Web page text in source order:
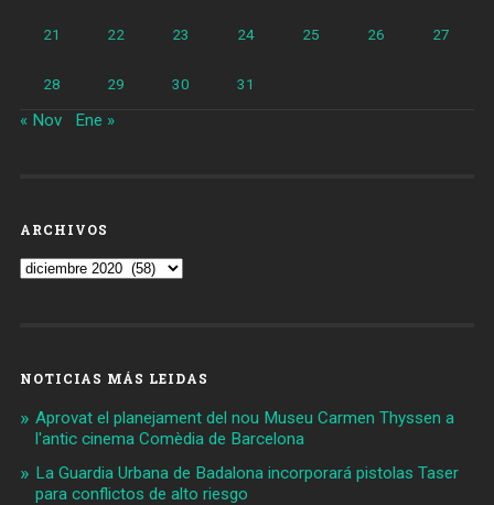
21 22 23 24 25 26 27
28 29 30 31
« Nov Ene »
ARCHIVOS
Archivos
NOTICIAS MÁS LEIDAS
Aprovat el planejament del nou Museu Carmen Thyssen a
l'antic cinema Comèdia de Barcelona
La Guardia Urbana de Badalona incorporará pistolas Taser
para conflictos de alto riesgo